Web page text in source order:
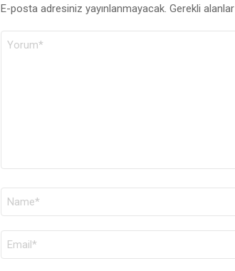
E-posta adresiniz yayınlanmayacak. Gerekli alanlar
YORUM
AD
E-
POSTA